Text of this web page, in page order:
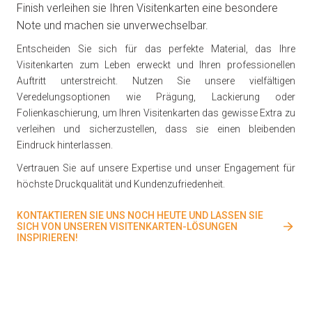
Finish verleihen sie Ihren Visitenkarten eine besondere
Note und machen sie unverwechselbar.
Entscheiden Sie sich für das perfekte Material, das Ihre
Visitenkarten zum Leben erweckt und Ihren professionellen
Auftritt unterstreicht. Nutzen Sie unsere vielfältigen
Veredelungsoptionen wie Prägung, Lackierung oder
Folienkaschierung, um Ihren Visitenkarten das gewisse Extra zu
verleihen und sicherzustellen, dass sie einen bleibenden
Eindruck hinterlassen.
Vertrauen Sie auf unsere Expertise und unser Engagement für
höchste Druckqualität und Kundenzufriedenheit.
KONTAKTIEREN SIE UNS NOCH HEUTE UND LASSEN SIE
SICH VON UNSEREN VISITENKARTEN-LÖSUNGEN
INSPIRIEREN!